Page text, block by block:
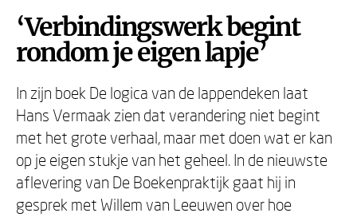
‘Verbindingswerk begint
rondom je eigen lapje’
In zijn boek De logica van de lappendeken laat
Hans Vermaak zien dat verandering niet begint
met het grote verhaal, maar met doen wat er kan
op je eigen stukje van het geheel. In de nieuwste
aflevering van De Boekenpraktijk gaat hij in
gesprek met Willem van Leeuwen over hoe